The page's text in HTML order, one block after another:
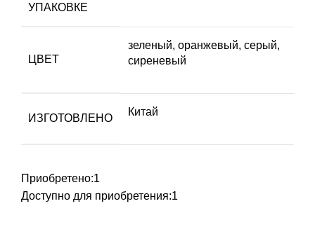
УПАКОВКЕ
ЦВЕТ
зеленый, оранжевый, серый,
сиреневый
ИЗГОТОВЛЕНО
Китай
Приобретено:1
Доступно для приобретения:1